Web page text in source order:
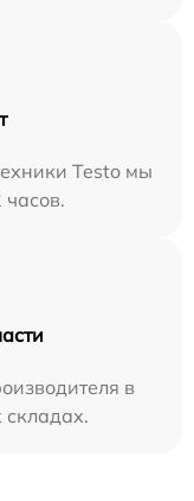
Testo мы
часов.
в
складах.